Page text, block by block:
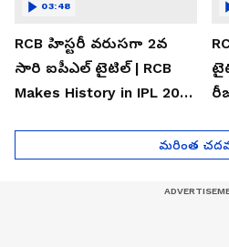
RCB హిస్టరీ వరుసగా 2వ
సారి ఐపీఎల్ టైటిల్ | RCB
Makes History in IPL 2026
03:48
మరింత